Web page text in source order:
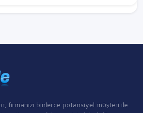
firmanızı binlerce potansiyel müşteri ile